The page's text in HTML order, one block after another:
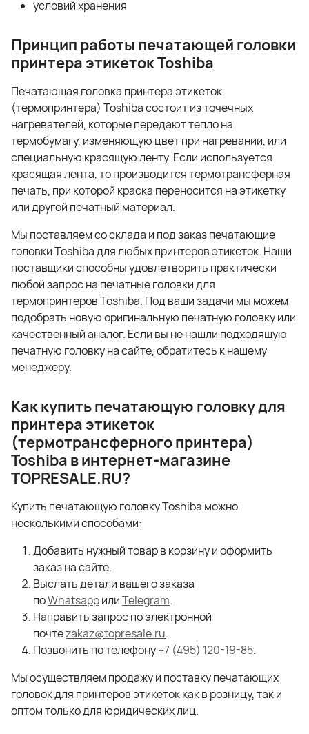
условий хранения
Принцип работы печатающей головки
принтера этикетокToshiba
Печатающая головка принтера этикеток
(термопринтера) Toshiba состоит из точечных
нагревателей, которые передают тепло на
термобумагу, изменяющую цвет при нагревании, или
специальную красящую ленту. Если используется
красящая лента, то производится термотрансферная
печать, при которой краска переносится на этикетку
или другой печатный материал.
Мы поставляем со склада и под заказ печатающие
головки Toshiba для любых принтеров этикеток. Наши
поставщики способны удовлетворить практически
любой запрос на печатные головки для
термопринтеров Toshiba. Под ваши задачи мы можем
подобрать новую оригинальную печатную головку или
качественный аналог. Если вы не нашли подходящую
печатную головку на сайте, обратитесь к нашему
менеджеру.
Как купить печатающую головку для
принтера этикеток
(термотрансферного принтера)
Toshiba в интернет-магазине
TOPRESALE.RU?
Купить печатающую головку Toshiba можно
несколькими способами:
Добавить нужный товар в корзину и оформить
заказ на сайте.
Выслать детали вашего заказа
поWhatsappилиTelegram.
Направить запрос по электронной
почтеzakaz@topresale.ru.
Позвонить по телефону+7 (495) 120-19-85.
Мы осуществляем продажу и поставку печатающих
головок для принтеров этикеток как в розницу, так и
оптом только для юридических лиц.